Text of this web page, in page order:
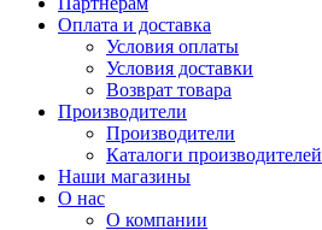
Оплата и доставка
Условия оплаты
Условия доставки
Возврат товара
Производители
Производители
Каталоги производителей
Наши магазины
О нас
О компании